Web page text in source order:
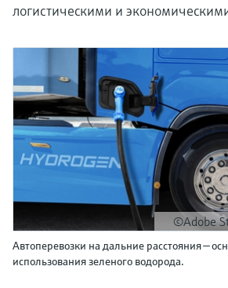
логистическими и
©Adobe
Автоперевозки на дальние расстояния —
использования зеленого водорода.